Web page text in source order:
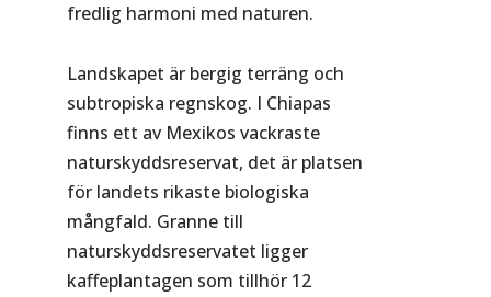
fredlig harmoni med naturen.
Landskapet är bergig terräng och
subtropiska regnskog. I Chiapas
finns ett av Mexikos vackraste
naturskyddsreservat, det är platsen
för landets rikaste biologiska
mångfald. Granne till
naturskyddsreservatet ligger
kaffeplantagen som tillhör 12